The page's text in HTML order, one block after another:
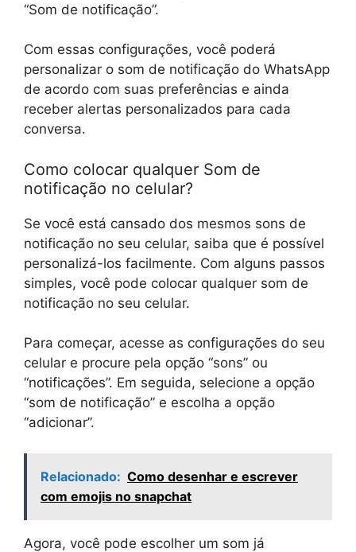
“Som de notificação”.
Com essas configurações, você poderá
personalizar o som de notificação do WhatsApp
de acordo com suas preferências e ainda
receber alertas personalizados para cada
conversa.
Como colocar qualquer Som de
notificação no celular?
Se você está cansado dos mesmos sons de
notificação no seu celular, saiba que é possível
personalizá-los facilmente. Com alguns passos
simples, você pode colocar qualquer som de
notificação no seu celular.
Para começar, acesse as configurações do seu
celular e procure pela opção “sons” ou
“notificações”. Em seguida, selecione a opção
“som de notificação” e escolha a opção
“adicionar”.
Relacionado: Como desenhar e escrever
com emojis no snapchat
Agora, você pode escolher um som já